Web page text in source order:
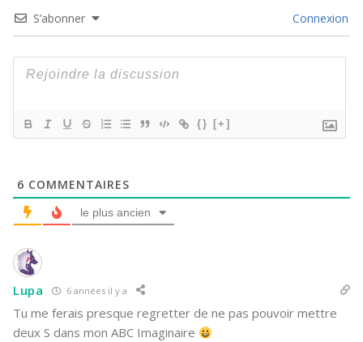
S’abonner Connexion
{} [+]
6 COMMENTAIRES
le plus ancien
Lupa 6 années il y a
Tu me ferais presque regretter de ne pas pouvoir mettre
deux S dans mon ABC Imaginaire